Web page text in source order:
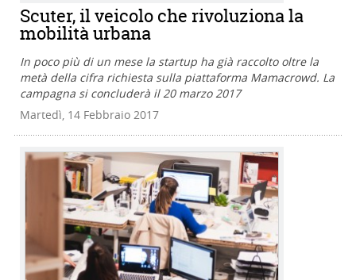
Scuter, il veicolo che rivoluziona la
mobilità urbana
In poco più di un mese la startup ha già raccolto oltre la
metà della cifra richiesta sulla piattaforma Mamacrowd. La
campagna si concluderà il 20 marzo 2017
Martedì, 14 Febbraio 2017